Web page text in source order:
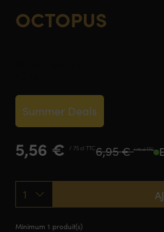
OCTOPUS
6,95€ / 75 cl TTC
Le
prix
initial
était :
6,95 €.
5,56 € / 75 cl TTC
Le
prix
actuel
est :
5,56 €.
1
Minimum 1 produit(s)
Summer Deals